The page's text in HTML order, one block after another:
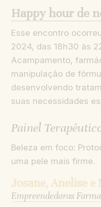
Happy hour de
Esse encontro
2024, das 18h30 às
Acampamento,
manipulação de
desenvolvendo
suas necessidades
Painel
Beleza em foco:
uma pele mais firme.
Josane, Anelise
Empreendedoras